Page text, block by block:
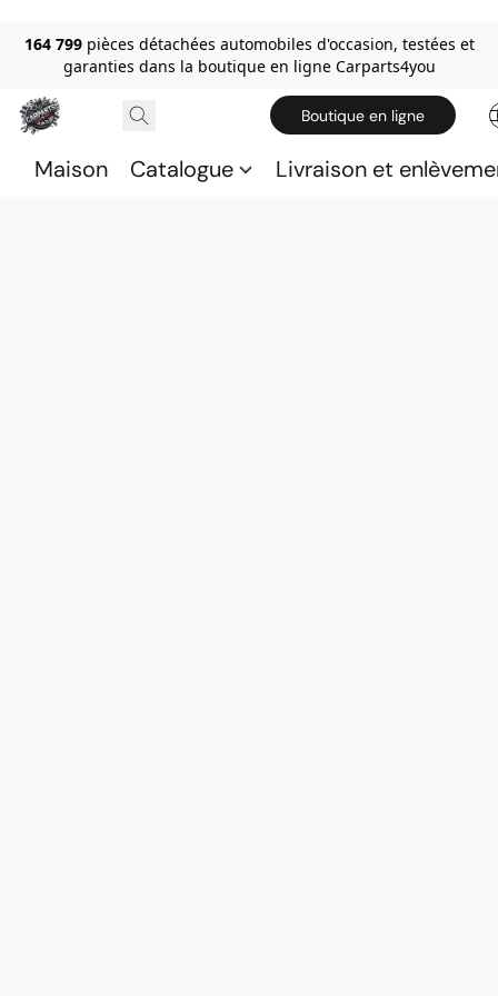
164 799 pièces détachées automobiles d'occasion, testées et
garanties dans la boutique en ligne Carparts4you
Boutique en ligne
Maison Catalogue Livraison et